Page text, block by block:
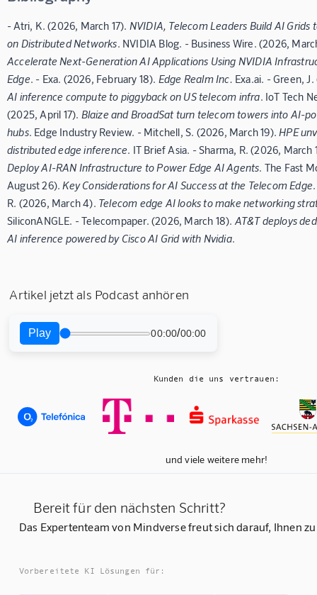
- Atri, K. (2026, March 17). NVIDIA, Telecom Leaders Build AI
on Distributed Networks. NVIDIA Blog. - Business Wire. (2026,
Accelerate Next-Generation AI Applications Using NVIDIA
Edge. - Exa. (2026, February 18). Edge Realm Inc. Exa.ai. - Green,
AI inference compute to piggyback on US telecom infra. IoT Tech
(2025, April 17). Blaize and BroadSat turn telecom towers into AI-
hubs. Edge Industry Review. - Mitchell, S. (2026, March 19). HPE
distributed edge inference. IT Brief Asia. - Sharma, R. (2026, March
Deploy AI-RAN Infrastructure to Power Edge AI Agents. The Fast
August 26). Key Considerations for AI Success at the Telecom Edge
R. (2026, March 4). Telecom edge AI looks to make networking
SiliconANGLE. - Telecompaper. (2026, March 18). AT&T deploys
AI inference powered by Cisco AI Grid with Nvidia.
Artikel jetzt als Podcast anhören
Play 00:00/00:00
Kunden die uns vertrauen:
und viele weitere mehr!
Bereit für den nächsten Schritt?
Das Expertenteam von Mindverse freut sich darauf, Ihnen
Vorbereitete KI Lösungen für: